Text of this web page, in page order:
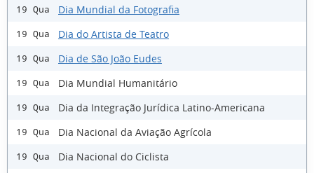
19 Qua Dia Mundial da Fotografia
19 Qua Dia do Artista de Teatro
19 Qua Dia de São João Eudes
19 Qua Dia Mundial Humanitário
19 Qua Dia da Integração Jurídica Latino-Americana
19 Qua Dia Nacional da Aviação Agrícola
19 Qua Dia Nacional do Ciclista